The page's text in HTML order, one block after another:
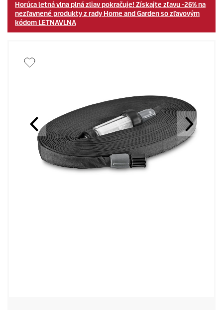
Horúca letná vlna plná zliav pokračuje! Získajte zľavu -26% na
nezľavnené produkty z rady Home and Garden so zľavovým
kódom LETNAVLNA